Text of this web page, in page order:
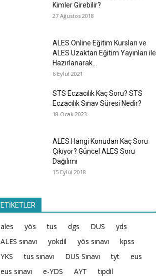
Kimler Girebilir?
27 Ağustos 2018
ALES Online Eğitim Kursları ve
ALES Uzaktan Eğitim Yayınları ile
Hazırlanarak...
6 Eylül 2021
STS Eczacılık Kaç Soru? STS
Eczacılık Sınav Süresi Nedir?
18 Ocak 2023
ALES Hangi Konudan Kaç Soru
Çıkıyor? Güncel ALES Soru
Dağılımı
15 Eylül 2018
ETİKETLER
ales yös tus dgs DUS
yds
ALES sınavı
yokdil yös sınavı
kpss
YKS
tus sınavı DUS Sınavı tyt
eus
eus sınavı
e-YDS AYT tıpdil